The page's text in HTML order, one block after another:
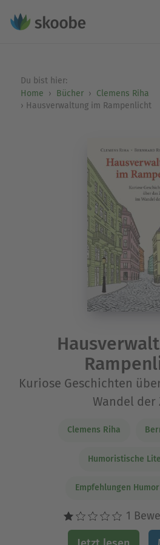
Du bist hier:
Home
Bücher
Clemens Riha
Hausverwaltung im Rampenlicht
Kuriose Geschichten
Wandel der
Clemens Riha
Humoristische
Empfehlungen
1